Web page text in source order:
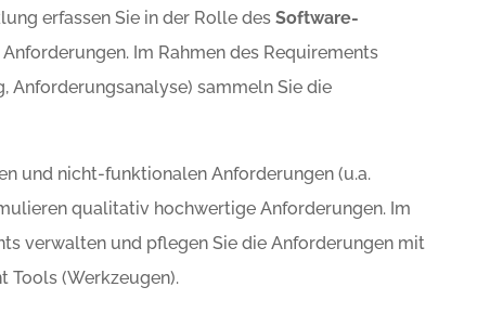
erfassen Sie in der Rolle desSoftware-
Im Rahmen des Requirements
Anforderungsanalyse) sammeln Sie die
und nicht-funktionalen Anforderungen (u.a.
qualitativ hochwertige Anforderungen. Im
verwalten und pflegen Sie die Anforderungen mit
Tools (Werkzeugen).